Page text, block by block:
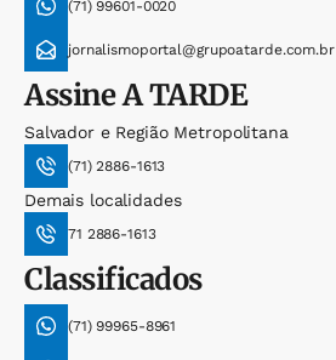
(71) 99601-0020
jornalismoportal@grupoatarde.com.br
AssineA TARDE
Salvador e Região Metropolitana
(71) 2886-1613
Demais localidades
71 2886-1613
Classificados
(71) 99965-8961